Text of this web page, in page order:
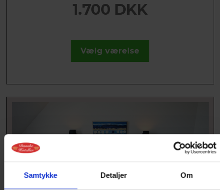
Samtykke Detaljer Om
1.700 DKK
Vælg værelse